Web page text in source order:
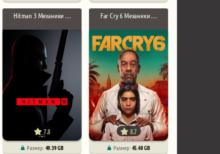
Hitman 3 Механики …
7.8
Размер:49.39 GB
Far Cry 6 Механики …
8.7
Размер:45.48 GB